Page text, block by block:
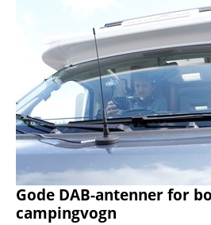
Gode DAB-antenner for
campingvogn